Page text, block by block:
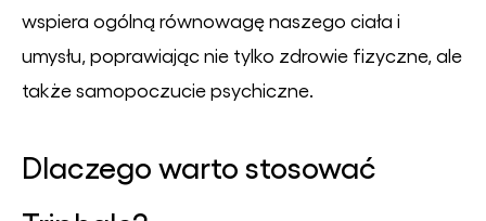
wspiera ogólną równowagę naszego ciała i
umysłu, poprawiając nie tylko zdrowie fizyczne, ale
także samopoczucie psychiczne.
Dlaczego warto stosować